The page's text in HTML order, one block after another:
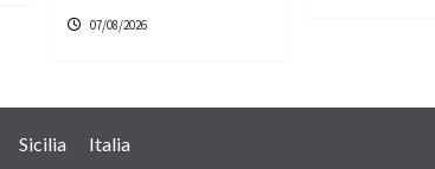
07/08/2026
Sicilia
Italia